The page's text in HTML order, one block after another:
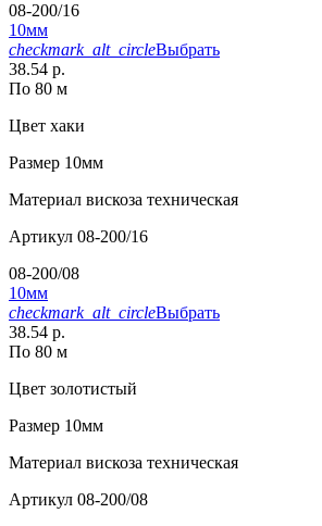
08-200/16
10мм
checkmark_alt_circleВыбрать
38.54 р.
По 80 м
Цвет хаки
Размер 10мм
Материал вискоза техническая
Артикул 08-200/16
08-200/08
10мм
checkmark_alt_circleВыбрать
38.54 р.
По 80 м
Цвет золотистый
Размер 10мм
Материал вискоза техническая
Артикул 08-200/08